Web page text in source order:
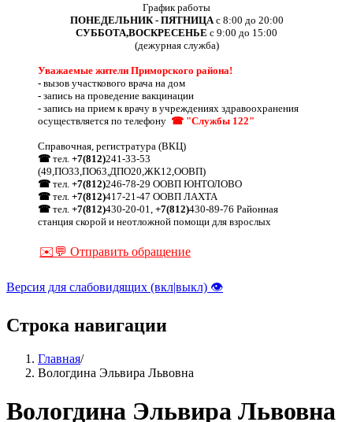
График работы
ПОНЕДЕЛЬНИК - ПЯТНИЦА с 8:00 до 20:00
СУББОТА,ВОСКРЕСЕНЬЕ с 9:00 до 15:00
(дежурная служба)
Уважаемые жители Приморского района!
- вызов участкового врача на дом
- запись на проведение вакцинации
- запись на прием к врачу в учреждениях здравоохранения
осуществляется по телефону ☎ "Службы 122"
Справочная, регистратура (ВКЦ)
☎ тел. +7(812)241-33-53
(49,ПО33,ПО63,ДПО20,ЖК12,ООВП)
☎ тел. +7(812)246-78-29 ООВП ЮНТОЛОВО
☎ тел. +7(812)417-21-47 ООВП ЛАХТА
☎ тел. +7(812)430-20-01, +7(812)430-89-76 Районная
станция скорой и неотложной помощи для взрослых
✉️💬 Отправить обращение
Версия для слабовидящих (вкл|выкл) 👁
Строка навигации
Главная/
Вологдина Эльвира Львовна
Вологдина Эльвира Львовна